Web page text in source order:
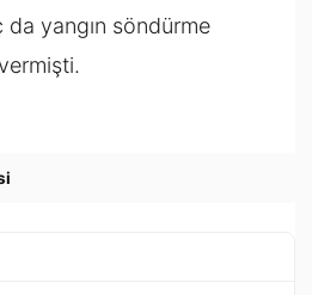
yangın söndürme